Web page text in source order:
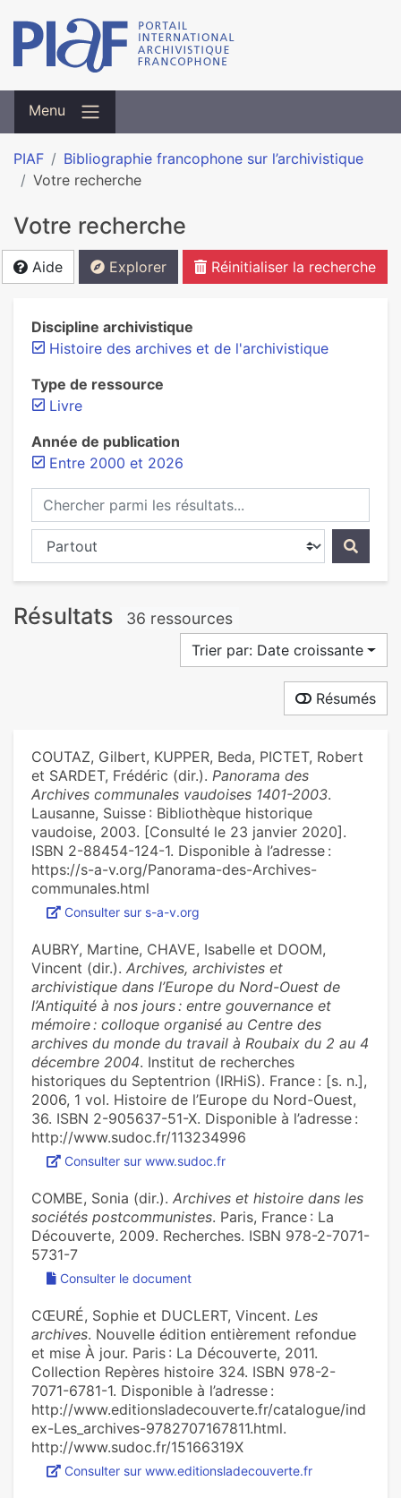
Menu
PIAF
Bibliographie francophone sur l’archivistique
Votre recherche
Votre recherche
Aide Explorer Réinitialiser la recherche
Discipline archivistique
Histoire des archives et de l'archivistique
Type de ressource
Livre
Année de publication
Entre 2000 et 2026
Chercher parmi les résultats...
Chercher dans...
Résultats 36 ressources
Trier par: Date croissante
Résumés
COUTAZ, Gilbert, KUPPER, Beda, PICTET, Robert
et SARDET, Frédéric (dir.). Panorama des
Archives communales vaudoises 1401-2003.
Lausanne, Suisse : Bibliothèque historique
vaudoise, 2003. [Consulté le 23 janvier 2020].
ISBN 2-88454-124-1. Disponible à l’adresse :
https://s-a-v.org/Panorama-des-Archives-
communales.html
Consulter sur s-a-v.org
AUBRY, Martine, CHAVE, Isabelle et DOOM,
Vincent (dir.). Archives, archivistes et
archivistique dans l’Europe du Nord-Ouest de
l’Antiquité à nos jours : entre gouvernance et
mémoire : colloque organisé au Centre des
archives du monde du travail à Roubaix du 2 au 4
décembre 2004. Institut de recherches
historiques du Septentrion (IRHiS). France : [s. n.],
2006, 1 vol. Histoire de l’Europe du Nord-Ouest,
36. ISBN 2-905637-51-X. Disponible à l’adresse :
http://www.sudoc.fr/113234996
Consulter sur www.sudoc.fr
COMBE, Sonia (dir.). Archives et histoire dans les
sociétés postcommunistes. Paris, France : La
Découverte, 2009. Recherches. ISBN 978-2-7071-
5731-7
Consulter le document
CŒURÉ, Sophie et DUCLERT, Vincent. Les
archives. Nouvelle édition entièrement refondue
et mise À jour. Paris : La Découverte, 2011.
Collection Repères histoire 324. ISBN 978-2-
7071-6781-1. Disponible à l’adresse :
http://www.editionsladecouverte.fr/catalogue/ind
ex-Les_archives-9782707167811.html.
http://www.sudoc.fr/15166319X
Consulter sur www.editionsladecouverte.fr